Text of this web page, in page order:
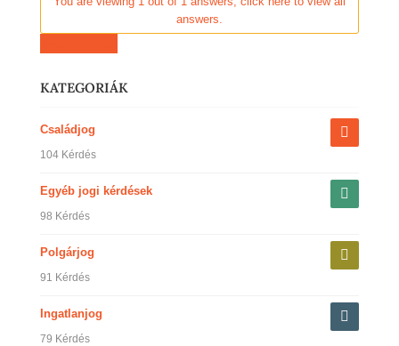
answers.
KATEGORIÁK
Családjog
104 Kérdés
Egyéb jogi kérdések
98 Kérdés
Polgárjog
91 Kérdés
Ingatlanjog
79 Kérdés